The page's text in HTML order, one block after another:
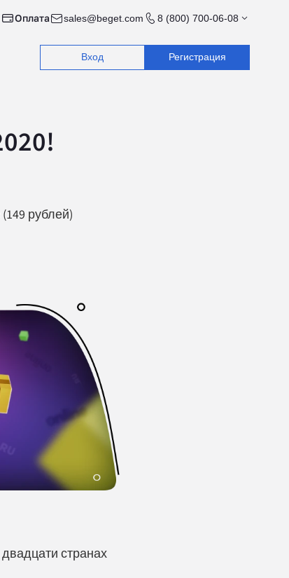
Оплата sales@beget.com 8 (800) 700-06-08
Вход Регистрация
рублей)
странах